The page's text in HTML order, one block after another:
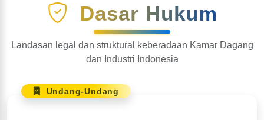
Dasar Hukum
Landasan legal dan struktural keberadaan Kamar Dagang
dan Industri Indonesia
Undang-Undang